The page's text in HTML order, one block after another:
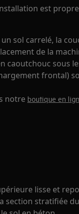
est
sol carrelé, la
de la
caoutchouc sous
frontal)
notre boutique en
lisse et
section stratifiée